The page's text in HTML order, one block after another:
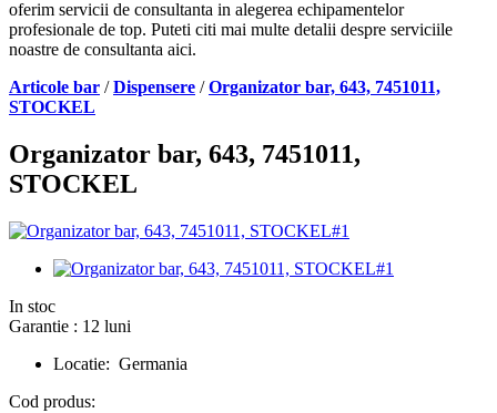
oferim servicii de consultanta in alegerea echipamentelor
profesionale de top. Puteti citi mai multe detalii despre serviciile
noastre de consultanta aici.
Articole bar /Dispensere /Organizator bar, 643, 7451011,
STOCKEL
Organizator bar, 643, 7451011,
STOCKEL
In stoc
Garantie : 12 luni
Locatie: Germania
Cod produs: